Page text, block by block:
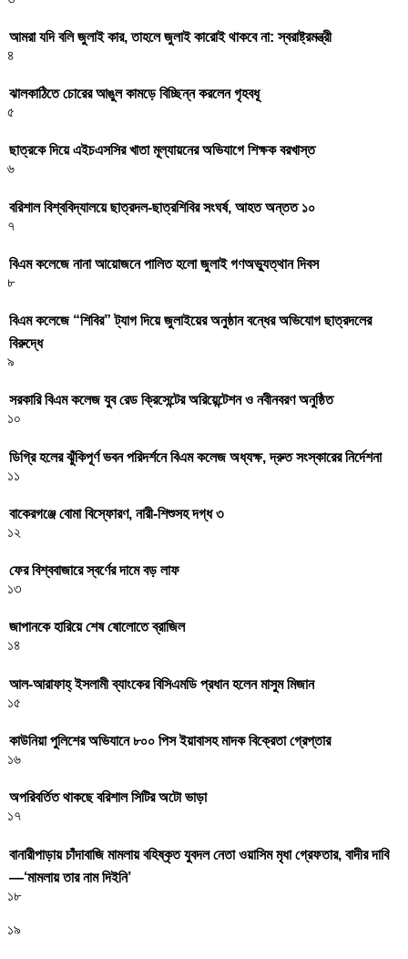
আমরা যদি বলি জুলাই কার, তাহলে জুলাই কারোই থাকবে না: স্বরাষ্ট্রমন্ত্রী
৪
ঝালকাঠিতে চোরের আঙুল কামড়ে বিচ্ছিন্ন করলেন গৃহবধূ
৫
ছাত্রকে দিয়ে এইচএসসির খাতা মূল্যায়নের অভিযাগে শিক্ষক বরখাস্ত
৬
বরিশাল বিশ্ববিদ্যালয়ে ছাত্রদল-ছাত্রশিবির সংঘর্ষ, আহত অন্তত ১০
৭
বিএম কলেজে নানা আয়োজনে পালিত হলো জুলাই গণঅভ্যুত্থান দিবস
৮
বিএম কলেজে “শিবির” ট্যাগ দিয়ে জুলাইয়ের অনুষ্ঠান বন্ধের অভিযোগ ছাত্রদলের
বিরুদ্ধে
৯
সরকারি বিএম কলেজ যুব রেড ক্রিসেন্টের অরিয়েন্টেশন ও নবীনবরণ অনুষ্ঠিত
১০
ডিগ্রি হলের ঝুঁকিপূর্ণ ভবন পরিদর্শনে বিএম কলেজ অধ্যক্ষ, দ্রুত সংস্কারের নির্দেশনা
১১
বাকেরগঞ্জে বোমা বিস্ফোরণ, নারী-শিশুসহ দগ্ধ ৩
১২
ফের বিশ্ববাজারে স্বর্ণের দামে বড় লাফ
১৩
জাপানকে হারিয়ে শেষ ষোলোতে ব্রাজিল
১৪
আল-আরাফাহ্ ইসলামী ব্যাংকের বিসিএমডি প্রধান হলেন মাসুম মিজান
১৫
কাউনিয়া পুলিশের অভিযানে ৮০০ পিস ইয়াবাসহ মাদক বিক্রেতা গ্রেপ্তার
১৬
অপরিবর্তিত থাকছে বরিশাল সিটির অটো ভাড়া
১৭
বানারীপাড়ায় চাঁদাবাজি মামলায় বহিষ্কৃত যুবদল নেতা ওয়াসিম মৃধা গ্রেফতার, বাদীর দাবি
—‘মামলায় তার নাম দিইনি’
১৮
১৯